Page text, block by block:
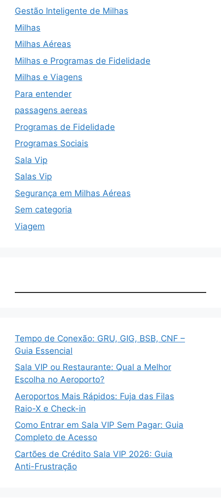
Gestão Inteligente de Milhas
Milhas
Milhas Aéreas
Milhas e Programas de Fidelidade
Milhas e Viagens
Para entender
passagens aereas
Programas de Fidelidade
Programas Sociais
Sala Vip
Salas Vip
Segurança em Milhas Aéreas
Sem categoria
Viagem
Tempo de Conexão: GRU, GIG, BSB, CNF –
Guia Essencial
Sala VIP ou Restaurante: Qual a Melhor
Escolha no Aeroporto?
Aeroportos Mais Rápidos: Fuja das Filas
Raio-X e Check-in
Como Entrar em Sala VIP Sem Pagar: Guia
Completo de Acesso
Cartões de Crédito Sala VIP 2026: Guia
Anti-Frustração